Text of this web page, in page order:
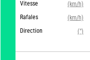
Vitesse
(km/h)
Rafales
(km/h)
Direction
(°)